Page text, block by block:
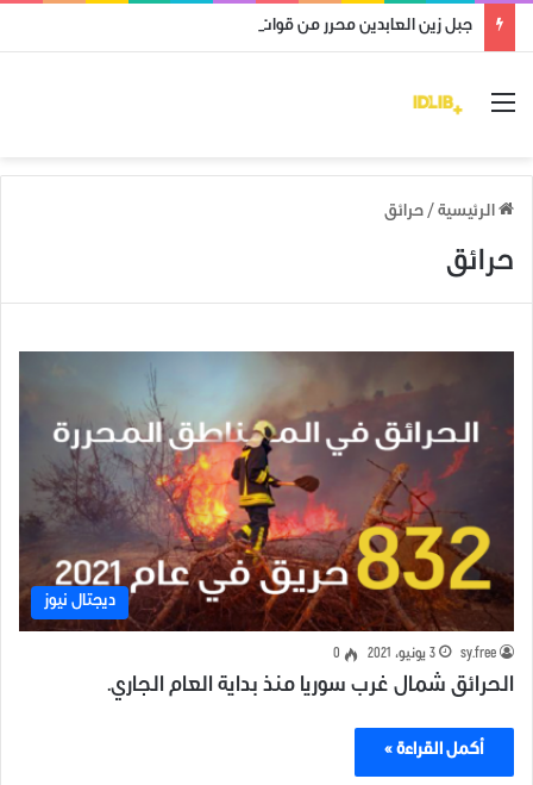
جبل زين العابدين محرر من قوات النظام وميليشياته
القائمة
الرئيسية / حرائق
حرائق
ديجتال نيوز
sy.free 3 يونيو، 2021 0
الحرائق شمال غرب سوريا منذ بداية العام الجاري.
أكمل القراءة »